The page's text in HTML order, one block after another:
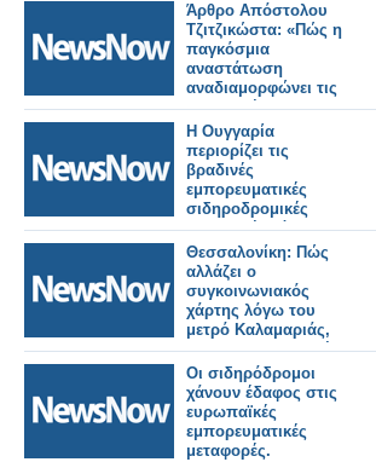
Άρθρο Απόστολου
Τζιτζικώστα: «Πώς η
παγκόσμια
αναστάτωση
αναδιαμορφώνει τις
μεταφορές και τον
τουρισμό»
Η Ουγγαρία
περιορίζει τις
βραδινές
εμπορευματικές
σιδηροδρομικές
μεταφορές λόγω
καύσωνα.
Θεσσαλονίκη: Πώς
αλλάζει ο
συγκοινωνιακός
χάρτης λόγω του
μετρό Καλαμαριάς,
ποιες λεωφορειακές
γραμμές
καταργούνται, ποιες
νέες θα
λειτουργήσουν, ποιες
αλλάζουν.
Οι σιδηρόδρομοι
χάνουν έδαφος στις
ευρωπαϊκές
εμπορευματικές
μεταφορές.